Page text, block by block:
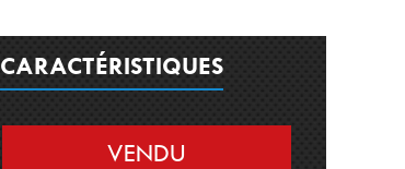
CARACTÉRISTIQUES
VENDU